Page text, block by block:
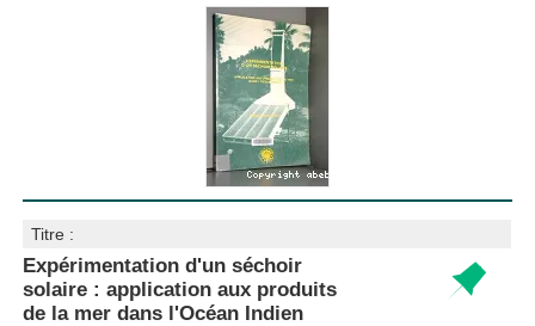
Titre :
Expérimentation d'un séchoir
solaire : application aux produits
de la mer dans l'Océan Indien